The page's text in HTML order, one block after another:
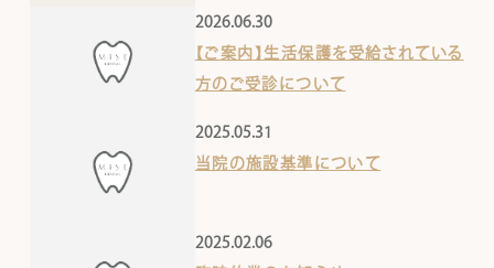
2026.06.30
【ご案内】生活保護を受給されている
方のご受診について
2025.05.31
当院の施設基準について
2025.02.06